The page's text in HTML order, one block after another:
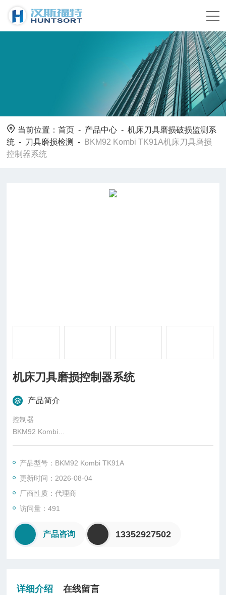
当前位置：首页 - 产品中心 -机床刀具磨损破损监测系
统 - 刀具磨损检测 -
BKM92 Kombi TK91A机床刀具磨损
控制器系统
机床刀具磨损控制器系统
产品简介
控制器
BKM92 Kombi
Connections: Mini-USB接口，插拔式电源供给和探测头连接口
TK91A —— 强劲驱动，超高精确度
所有TK9探测头都是新型产品。
产品型号：BKM92 Kombi TK91A
更新时间：2026-08-04
厂商性质：代理商
访问量：491
产品咨询 13352927502
详细介绍 在线留言